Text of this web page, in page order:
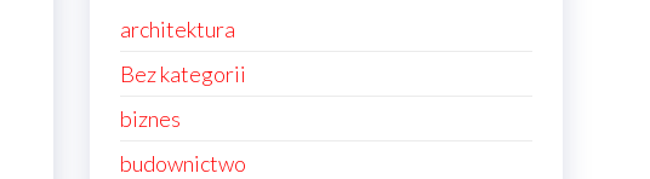
architektura
Bez kategorii
biznes
budownictwo